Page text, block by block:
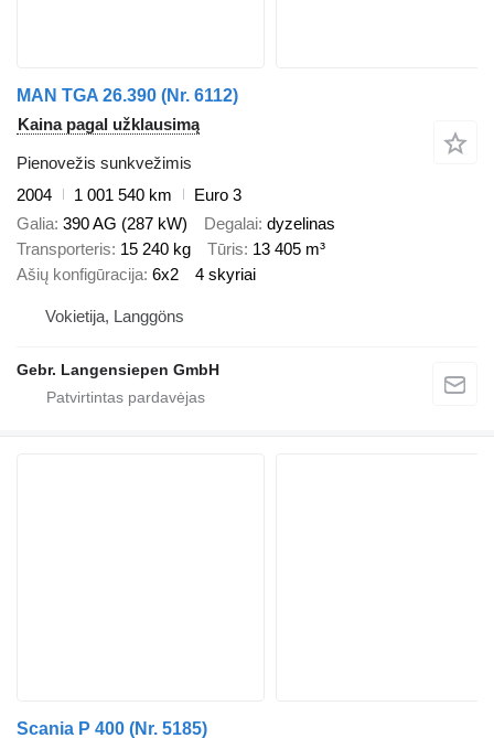
MAN TGA 26.390 (Nr. 6112)
Kaina pagal užklausimą
Pienovežis sunkvežimis
2004
1 001 540 km
Euro 3
Galia 390 AG (287 kW) Degalai dyzelinas
Transporteris 15 240 kg Tūris 13 405 m³
Ašių konfigūracija 6x2 4 skyriai
Vokietija, Langgöns
Gebr. Langensiepen GmbH
Scania P 400 (Nr. 5185)